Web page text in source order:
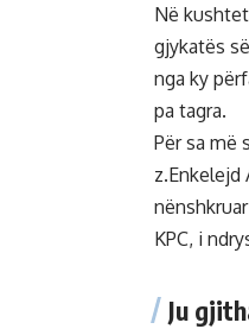
Në
gjykatës
nga ky
pa tagra.
Për sa më
nënshkruar
KPC, i
Ju